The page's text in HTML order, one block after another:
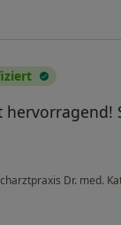
hervorragend!
Dr. med.